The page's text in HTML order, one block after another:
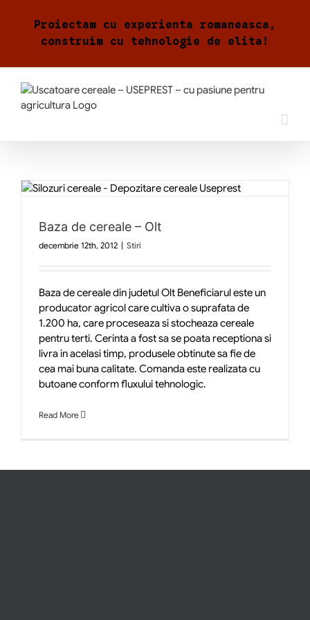
Proiectam cu experienta romaneasca,
construim cu tehnologie de elita!
Baza de cereale – Olt
decembrie 12th, 2012 | Stiri
Baza de cereale din judetul Olt Beneficiarul este un
producator agricol care cultiva o suprafata de
1.200 ha, care proceseaza si stocheaza cereale
pentru terti. Cerinta a fost sa se poata receptiona si
livra in acelasi timp, produsele obtinute sa fie de
cea mai buna calitate. Comanda este realizata cu
butoane conform fluxului tehnologic.
Read More